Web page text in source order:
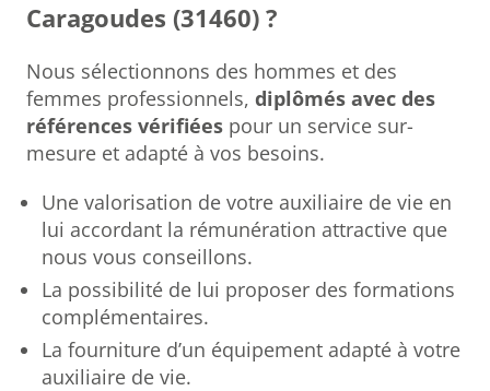
Caragoudes (31460) ?
Nous sélectionnons des hommes et des
femmes professionnels, diplômés avec des
références vérifiéespour un service sur-
mesure et adapté à vos besoins.
Une valorisation de votre auxiliaire de vie en
lui accordant la rémunération attractive que
nous vous conseillons.
La possibilité de lui proposer des formations
complémentaires.
La fourniture d’un équipement adapté à votre
auxiliaire de vie.